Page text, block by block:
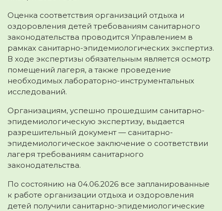
Оценка соответствия организаций отдыха и
оздоровления детей требованиям санитарного
законодательства проводится Управлением в
рамках санитарно-эпидемиологических экспертиз.
В ходе экспертизы обязательным является осмотр
помещений лагеря, а также проведение
необходимых лабораторно-инструментальных
исследований.
Организациям, успешно прошедшим санитарно-
эпидемиологическую экспертизу, выдается
разрешительный документ — санитарно-
эпидемиологическое заключение о соответствии
лагеря требованиям санитарного
законодательства.
По состоянию на 04.06.2026 все запланированные
к работе организации отдыха и оздоровления
детей получили санитарно-эпидемиологические